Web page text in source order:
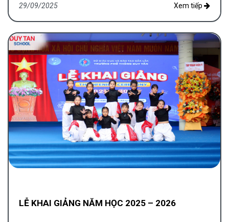
29/09/2025 Xem tiếp
LỄ KHAI GIẢNG NĂM HỌC 2025 – 2026